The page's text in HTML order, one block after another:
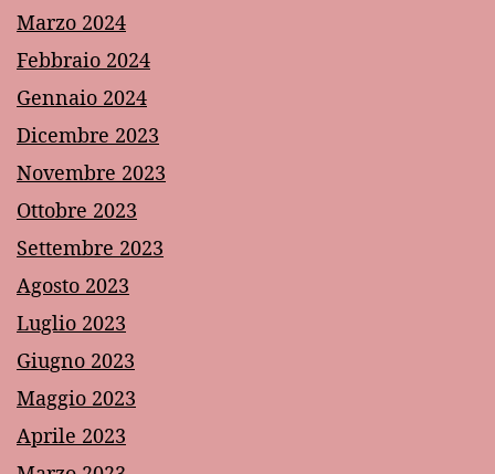
Marzo 2024
Febbraio 2024
Gennaio 2024
Dicembre 2023
Novembre 2023
Ottobre 2023
Settembre 2023
Agosto 2023
Luglio 2023
Giugno 2023
Maggio 2023
Aprile 2023